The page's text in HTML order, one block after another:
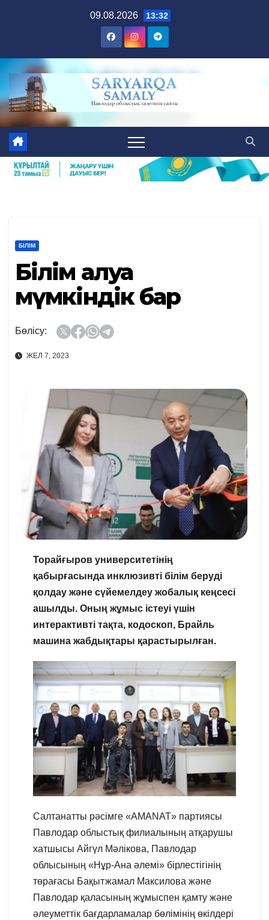
09.08.2026 13:32
БІЛІМ
Білім алуға
мүмкіндік бар
Бөлісу:
ЖЕЛ 7, 2023
Торайғыров университетінің
қабырғасында инклюзивті білім беруді
қолдау және сүйемелдеу жобалық кеңсесі
ашылды. Оның жұмыс істеуі үшін
интерактивті тақта, кодоскоп, Брайль
машина жабдықтары қарастырылған.
Салтанатты рәсімге «AMANAT» партиясы
Павлодар облыстық филиалының атқарушы
хатшысы Айгүл Мәлікова, Павлодар
облысының «Нұр-Ана әлемі» бірлестігінің
төрағасы Бақытжамал Максилова және
Павлодар қаласының жұмыспен қамту және
әлеуметтік бағдарламалар бөлімінің өкілдері